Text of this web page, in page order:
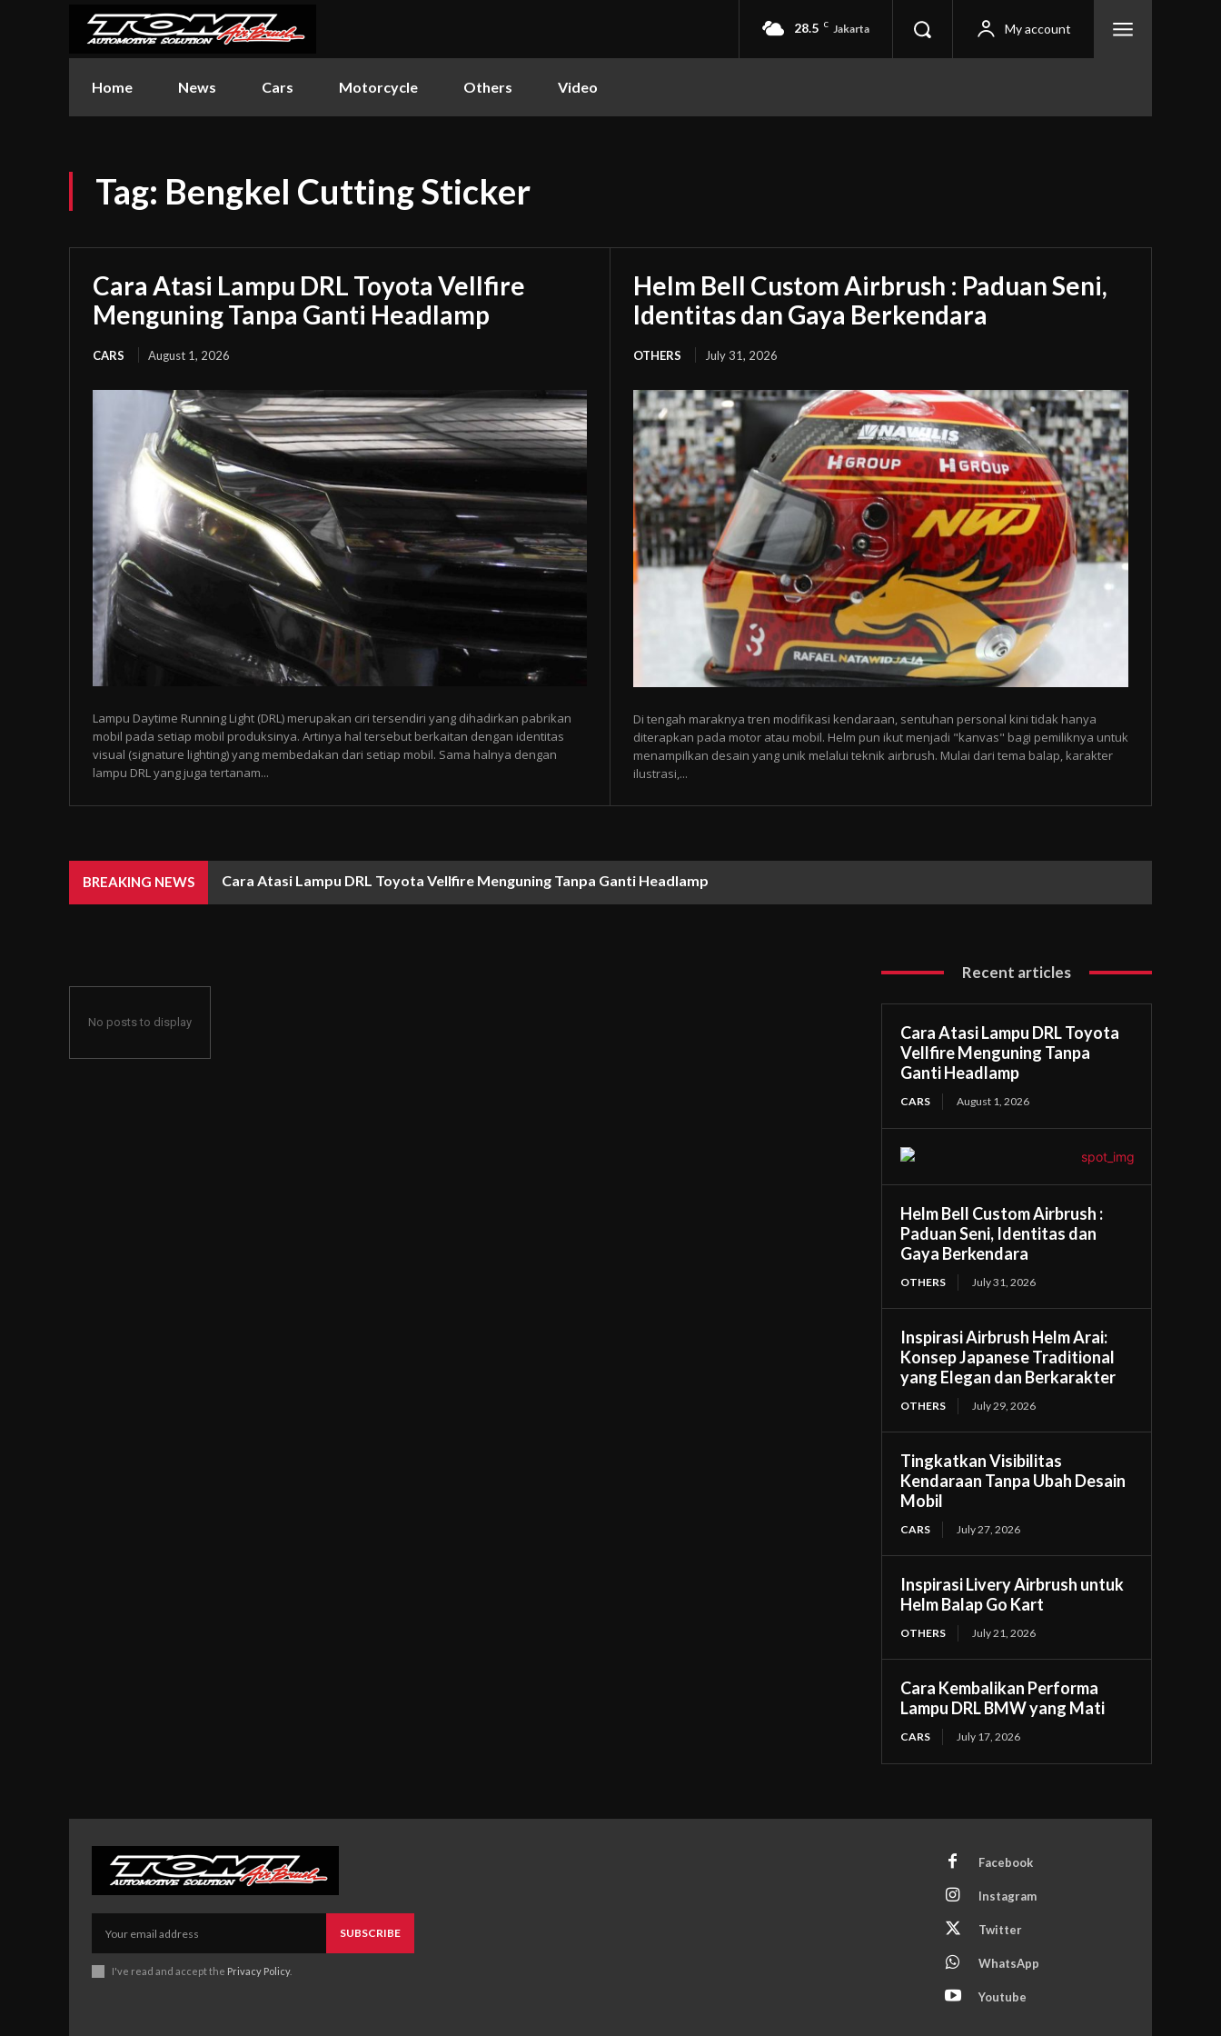
28.5 C Jakarta My account
Home News Cars Motorcycle Others Video
Tag: Bengkel Cutting Sticker
Cara Atasi Lampu DRL Toyota Vellfire
Menguning Tanpa Ganti Headlamp
CARS August 1, 2026
Lampu Daytime Running Light (DRL) merupakan ciri tersendiri yang dihadirkan pabrikan
mobil pada setiap mobil produksinya. Artinya hal tersebut berkaitan dengan identitas
visual (signature lighting) yang membedakan dari setiap mobil. Sama halnya dengan
lampu DRL yang juga tertanam...
Helm Bell Custom Airbrush : Paduan Seni,
Identitas dan Gaya Berkendara
OTHERS July 31, 2026
Di tengah maraknya tren modifikasi kendaraan, sentuhan personal kini tidak hanya
diterapkan pada motor atau mobil. Helm pun ikut menjadi "kanvas" bagi pemiliknya untuk
menampilkan desain yang unik melalui teknik airbrush. Mulai dari tema balap, karakter
ilustrasi,...
BREAKING NEWS Cara Atasi Lampu DRL Toyota Vellfire Menguning Tanpa Ganti Headlamp
No posts to display
Recent articles
Cara Atasi Lampu DRL Toyota
Vellfire Menguning Tanpa
Ganti Headlamp
CARS August 1, 2026
Helm Bell Custom Airbrush :
Paduan Seni, Identitas dan
Gaya Berkendara
OTHERS July 31, 2026
Inspirasi Airbrush Helm Arai:
Konsep Japanese Traditional
yang Elegan dan Berkarakter
OTHERS July 29, 2026
Tingkatkan Visibilitas
Kendaraan Tanpa Ubah Desain
Mobil
CARS July 27, 2026
Inspirasi Livery Airbrush untuk
Helm Balap Go Kart
OTHERS July 21, 2026
Cara Kembalikan Performa
Lampu DRL BMW yang Mati
CARS July 17, 2026
SUBSCRIBE
I've read and accept the Privacy Policy.
Facebook
Instagram
Twitter
WhatsApp
Youtube